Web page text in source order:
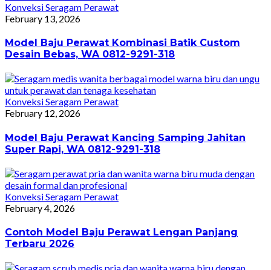
Konveksi Seragam Perawat
February 13, 2026
Model Baju Perawat Kombinasi Batik Custom
Desain Bebas, WA 0812-9291-318
Konveksi Seragam Perawat
February 12, 2026
Model Baju Perawat Kancing Samping Jahitan
Super Rapi, WA 0812-9291-318
Konveksi Seragam Perawat
February 4, 2026
Contoh Model Baju Perawat Lengan Panjang
Terbaru 2026